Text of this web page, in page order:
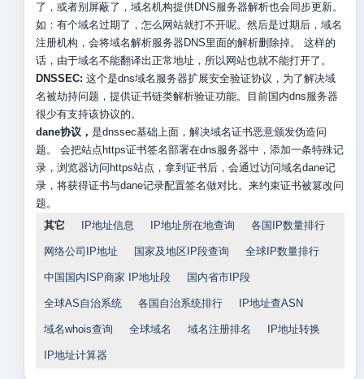
了，或者别屏蔽了，域名机构提供DNS服务器解析也会同步更新。
如：有个域名过期了，怎么网站就打不开呢。然后是过期后，域名
注册机构，会将域名解析服务器DNS里面的解析删除掉。 这样的
话，由于域名不能翻译出正常地址，所以网站也就不能打开了。
DNSSEC: 这个是dns域名服务器扩展安全验证协议，为了解决域
名被劫持问题，提供证书链类解析验证功能。目前国内dns服务器
很少有支持该协议的。
dane协议， 是dnssec基础上面，解决域名证书恶意颁发伪造问
题。 会把站点https证书签名部署在dns服务器中，添加一条特殊记
录，浏览器访问https站点，拿到证书后，会通过访问域名dane记
录，将获得证书与dane记录配置签名做对比。来约束证书被篡改问
题。
其它
IP地址信息 IP地址所在地查询 各国IP数量排行
网络公司IP地址 国家及地区IP段查询 全球IP数量排行
中国国内ISP商家 IP地址段 国内省市IP段
全球AS自治系统 各国自治系统排行 IP地址查ASN
域名whois查询 全球域名 域名注册排名 IP地址转换
IP地址计算器